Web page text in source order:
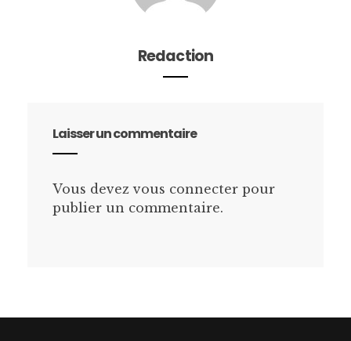
Redaction
Laisser un commentaire
Vous devezvous connecter pour
publier un commentaire.